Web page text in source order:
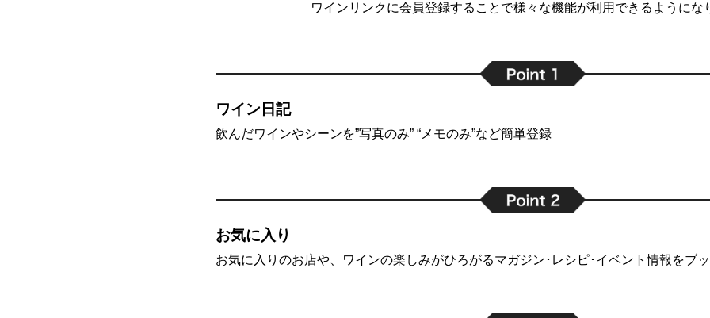
ワインリンクに会員登録することで様々な機能が利用できるようにな
ワイン日記
飲んだワインやシーンを”写真のみ” “メモのみ”など簡単登録
お気に入り
お気に入りのお店や、ワインの楽しみがひろがるマガジン･レシピ･イベント情報をブ